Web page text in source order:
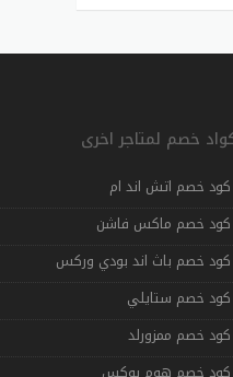
خصم لمتاجر اخرى
كود خصم اتش اند ام
كود خصم ماكس فاشن
كود خصم باث اند بودي وركس
كود خصم ستايلي
كود خصم ممزورلد